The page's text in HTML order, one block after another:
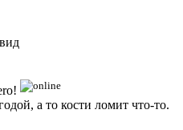
а то кости ломит что-то.